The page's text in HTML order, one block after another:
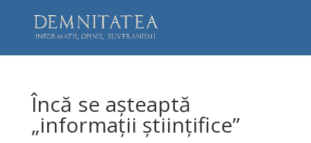
Încă se așteaptă
„informații științifice”